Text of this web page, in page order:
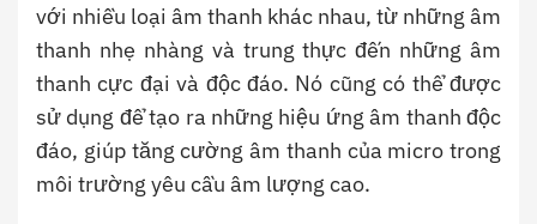
với nhiều loại âm thanh khác nhau, từ những âm
thanh nhẹ nhàng và trung thực đến những âm
thanh cực đại và độc đáo. Nó cũng có thể được
sử dụng để tạo ra những hiệu ứng âm thanh độc
đáo, giúp tăng cường âm thanh của micro trong
môi trường yêu cầu âm lượng cao.